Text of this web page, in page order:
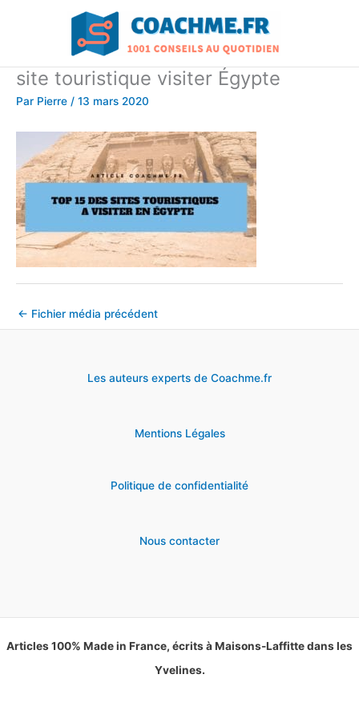
site touristique visiter Égypte
Par Pierre / 13 mars 2020
← Fichier média précédent
Les auteurs experts de Coachme.fr
Mentions Légales
Politique de confidentialité
Nous contacter
Articles 100% Made in France, écrits à Maisons-Laffitte dans les
Yvelines.